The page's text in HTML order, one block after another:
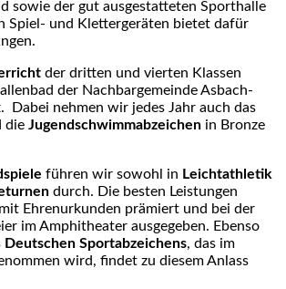
sowie der gut ausgestatteten Sporthalle
Spiel- und Klettergeräten bietet dafür
der dritten und vierten Klassen
der Nachbargemeinde Asbach-
Dabei nehmen wir jedes Jahr auch das
die Jugendschwimmabzeichen in Bronze
führen wir sowohl in Leichtathletik
durch. Die besten Leistungen
Ehrenurkunden prämiert und bei der
im Amphitheater ausgegeben. Ebenso
Deutschen Sportabzeichens, das im
wird, findet zu diesem Anlass